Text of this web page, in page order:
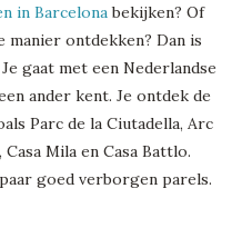
in Barcelonabekijken? Of
manier ontdekken? Dan is
gaat met een Nederlandse
ander kent. Je ontdek de
Parc de la Ciutadella, Arc
Mila en Casa Battlo.
goed verborgen parels.